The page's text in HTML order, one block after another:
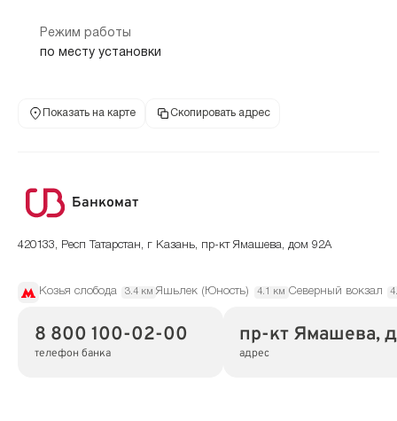
Режим работы
по месту установки
Показать на карте Скопировать адрес
Банкомат
420133, Респ Татарстан, г Казань, пр-кт Ямашева, дом 92А
Козья слобода 3.4 км Яшьлек (Юность) 4.1 км Северный вокзал
8 800 100-02-00
телефон банка
пр-кт Ямашева,
адрес